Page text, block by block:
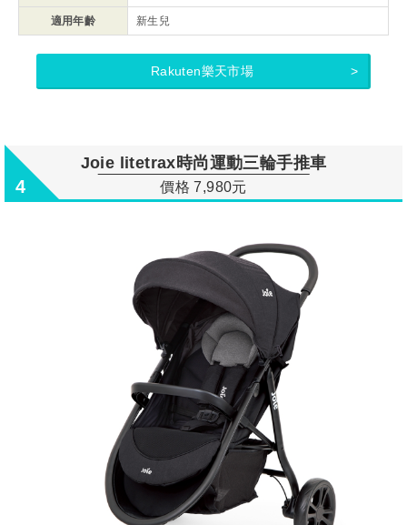
適用年齡 新生兒
Rakuten樂天市場
4
Joie litetrax時尚運動三輪手推車
價格 7,980元